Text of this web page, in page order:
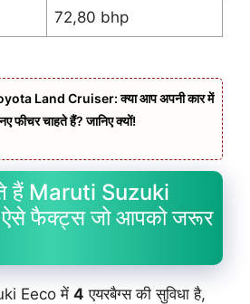
72,80 bhp
Land Cruiser: क्या आप अपनी कार में
फीचर चाहते हैं? जानिए क्यों!
हैं Maruti Suzuki
फैक्ट्स जो आपको जरूर
Eeco में 4 एयरबैग्स की सुविधा है,